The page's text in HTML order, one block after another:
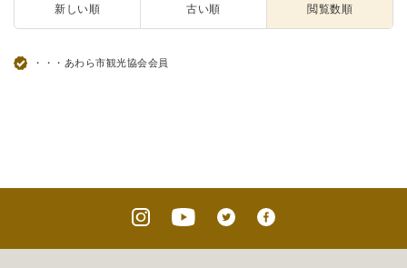
新しい順 古い順 閲覧数順
・・・あわら市観光協会会員